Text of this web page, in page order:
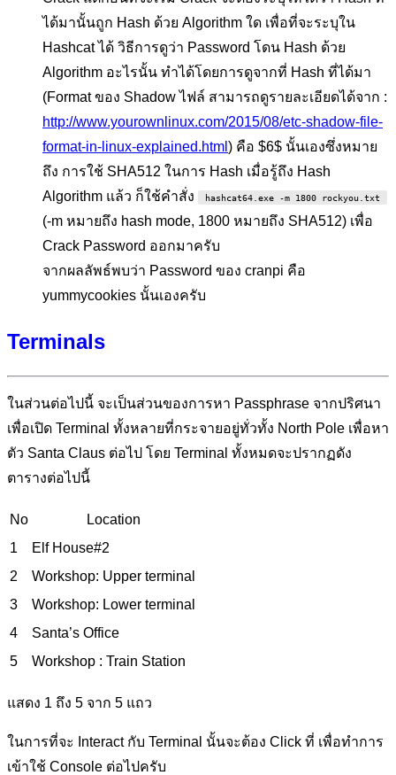
ได้มานั้นถูก Hash ด้วย Algorithm ใด เพื่อที่จะระบุใน
Hashcat ได้ วิธีการดูว่า Password โดน Hash ด้วย
Algorithm อะไรนั้น ทำได้โดยการดูจากที่ Hash ที่ได้มา
(Format ของ Shadow ไฟล์ สามารถดูรายละเอียดได้จาก :
http://www.yourownlinux.com/2015/08/etc-shadow-file-
format-in-linux-explained.html ) คือ $6$ นั้นเองซึ่งหมาย
ถึง การใช้ SHA512 ในการ Hash เมื่อรู้ถึง Hash
Algorithm แล้ว ก็ใช้คำสั่ง
hashcat64.exe -m 1800 rockyou.txt
(-m หมายถึง hash mode, 1800 หมายถึง SHA512) เพื่อ
Crack Password ออกมาครับ
จากผลลัพธ์พบว่า Password ของ cranpi คือ
yummycookies นั้นเองครับ
Terminals
ในส่วนต่อไปนี้ จะเป็นส่วนของการหา Passphrase จากปริศนา
เพื่อเปิด Terminal ทั้งหลายที่กระจายอยู่ทั่วทั้ง North Pole เพื่อหา
ตัว Santa Claus ต่อไป โดย Terminal ทั้งหมดจะปรากฏดัง
ตารางต่อไปนี้
No
Location
1
Elf House#2
2
Workshop: Upper terminal
3
Workshop: Lower terminal
4
Santa’s Office
5
Workshop : Train Station
แสดง 1 ถึง 5 จาก 5 แถว
ในการที่จะ Interact กับ Terminal นั้นจะต้อง Click ที่ เพื่อทำการ
เข้าใช้ Console ต่อไปครับ